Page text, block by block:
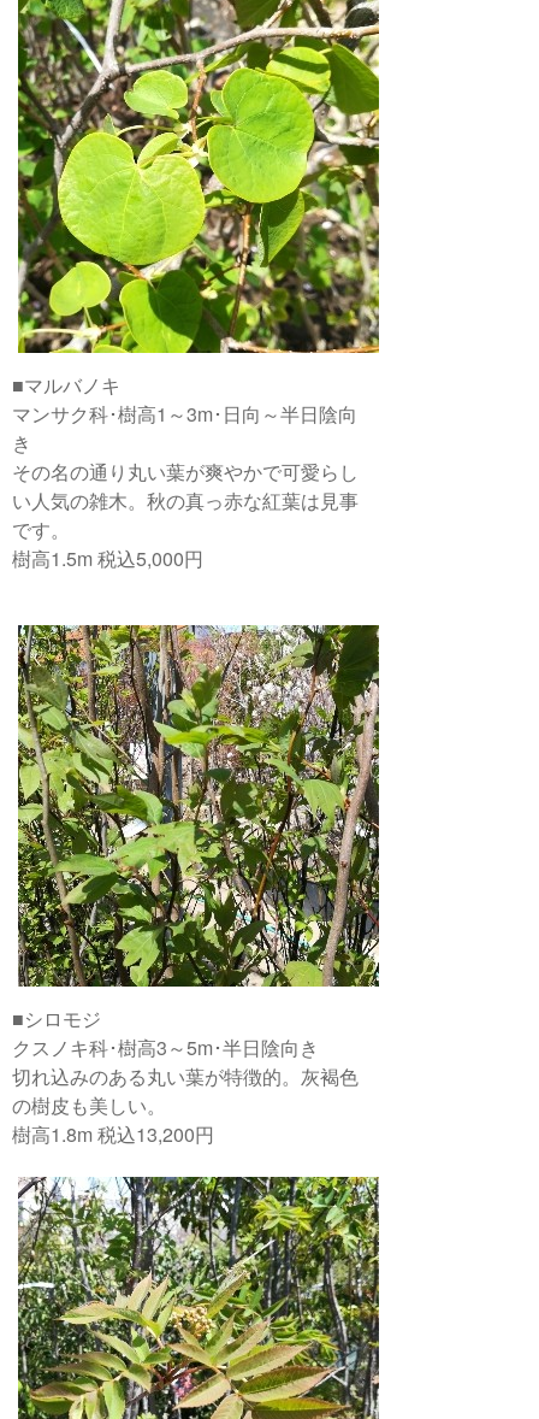
■マルバノキ
マンサク科･樹高1～3m･日向～半日陰向
き
その名の通り丸い葉が爽やかで可愛らし
い人気の雑木。秋の真っ赤な紅葉は見事
です。
樹高1.5m 税込5,000円
■シロモジ
クスノキ科･樹高3～5m･半日陰向き
切れ込みのある丸い葉が特徴的。灰褐色
の樹皮も美しい。
樹高1.8m 税込13,200円